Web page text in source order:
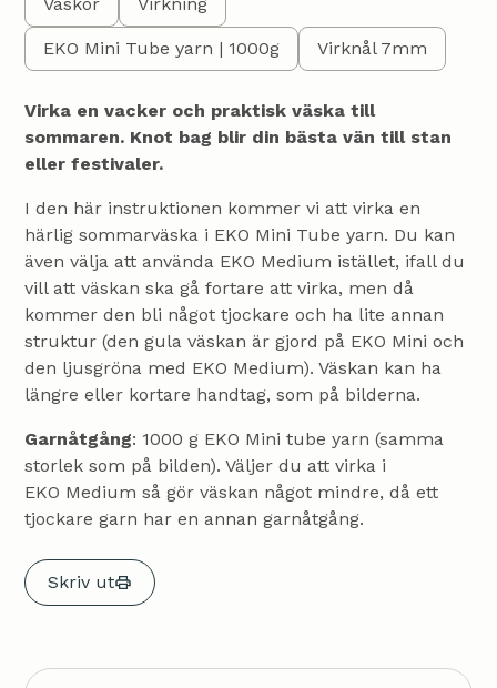
EKO Mini Tube yarn | 1000g Virknål 7mm
Virka en vacker och praktisk väska till
sommaren. Knot bag blir din bästa vän till stan
eller festivaler.
I den här instruktionen kommer vi att virka en
härlig sommarväska i EKO Mini Tube yarn. Du kan
även välja att använda EKO Medium istället, ifall du
vill att väskan ska gå fortare att virka, men då
kommer den bli något tjockare och ha lite annan
struktur (den gula väskan är gjord på EKO Mini och
den ljusgröna med EKO Medium). Väskan kan ha
längre eller kortare handtag, som på bilderna.
Garnåtgång: 1000 g EKO Mini tube yarn (samma
storlek som på bilden). Väljer du att virka i
EKO Medium så gör väskan något mindre, då ett
tjockare garn har en annan garnåtgång.
Skriv ut